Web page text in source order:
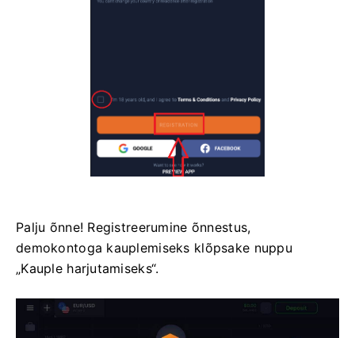
Palju õnne! Registreerumine õnnestus,
demokontoga kauplemiseks klõpsake nuppu
„Kauple harjutamiseks“.